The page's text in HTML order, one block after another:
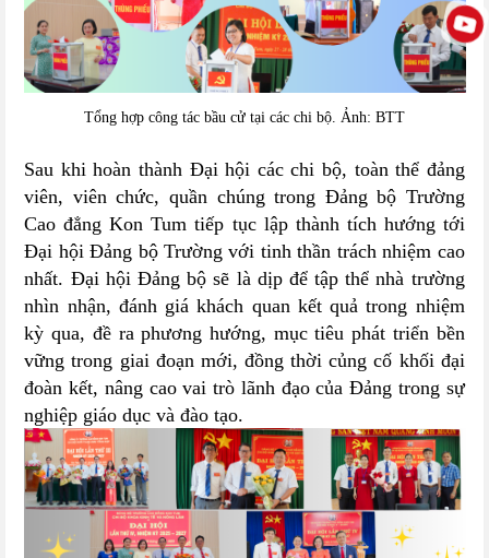
Tổng hợp công tác bầu cử tại các chi bộ. Ảnh: BTT
Sau khi hoàn thành Đại hội các chi bộ, toàn thể đảng
viên, viên chức, quần chúng trong Đảng bộ Trường
Cao đẳng Kon Tum tiếp tục lập thành tích hướng tới
Đại hội Đảng bộ Trường với tinh thần trách nhiệm cao
nhất. Đại hội Đảng bộ sẽ là dịp để tập thể nhà trường
nhìn nhận, đánh giá khách quan kết quả trong nhiệm
kỳ qua, đề ra phương hướng, mục tiêu phát triển bền
vững trong giai đoạn mới, đồng thời củng cố khối đại
đoàn kết, nâng cao vai trò lãnh đạo của Đảng trong sự
nghiệp giáo dục và đào tạo.